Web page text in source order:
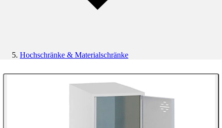
Hochschränke & Materialschränke